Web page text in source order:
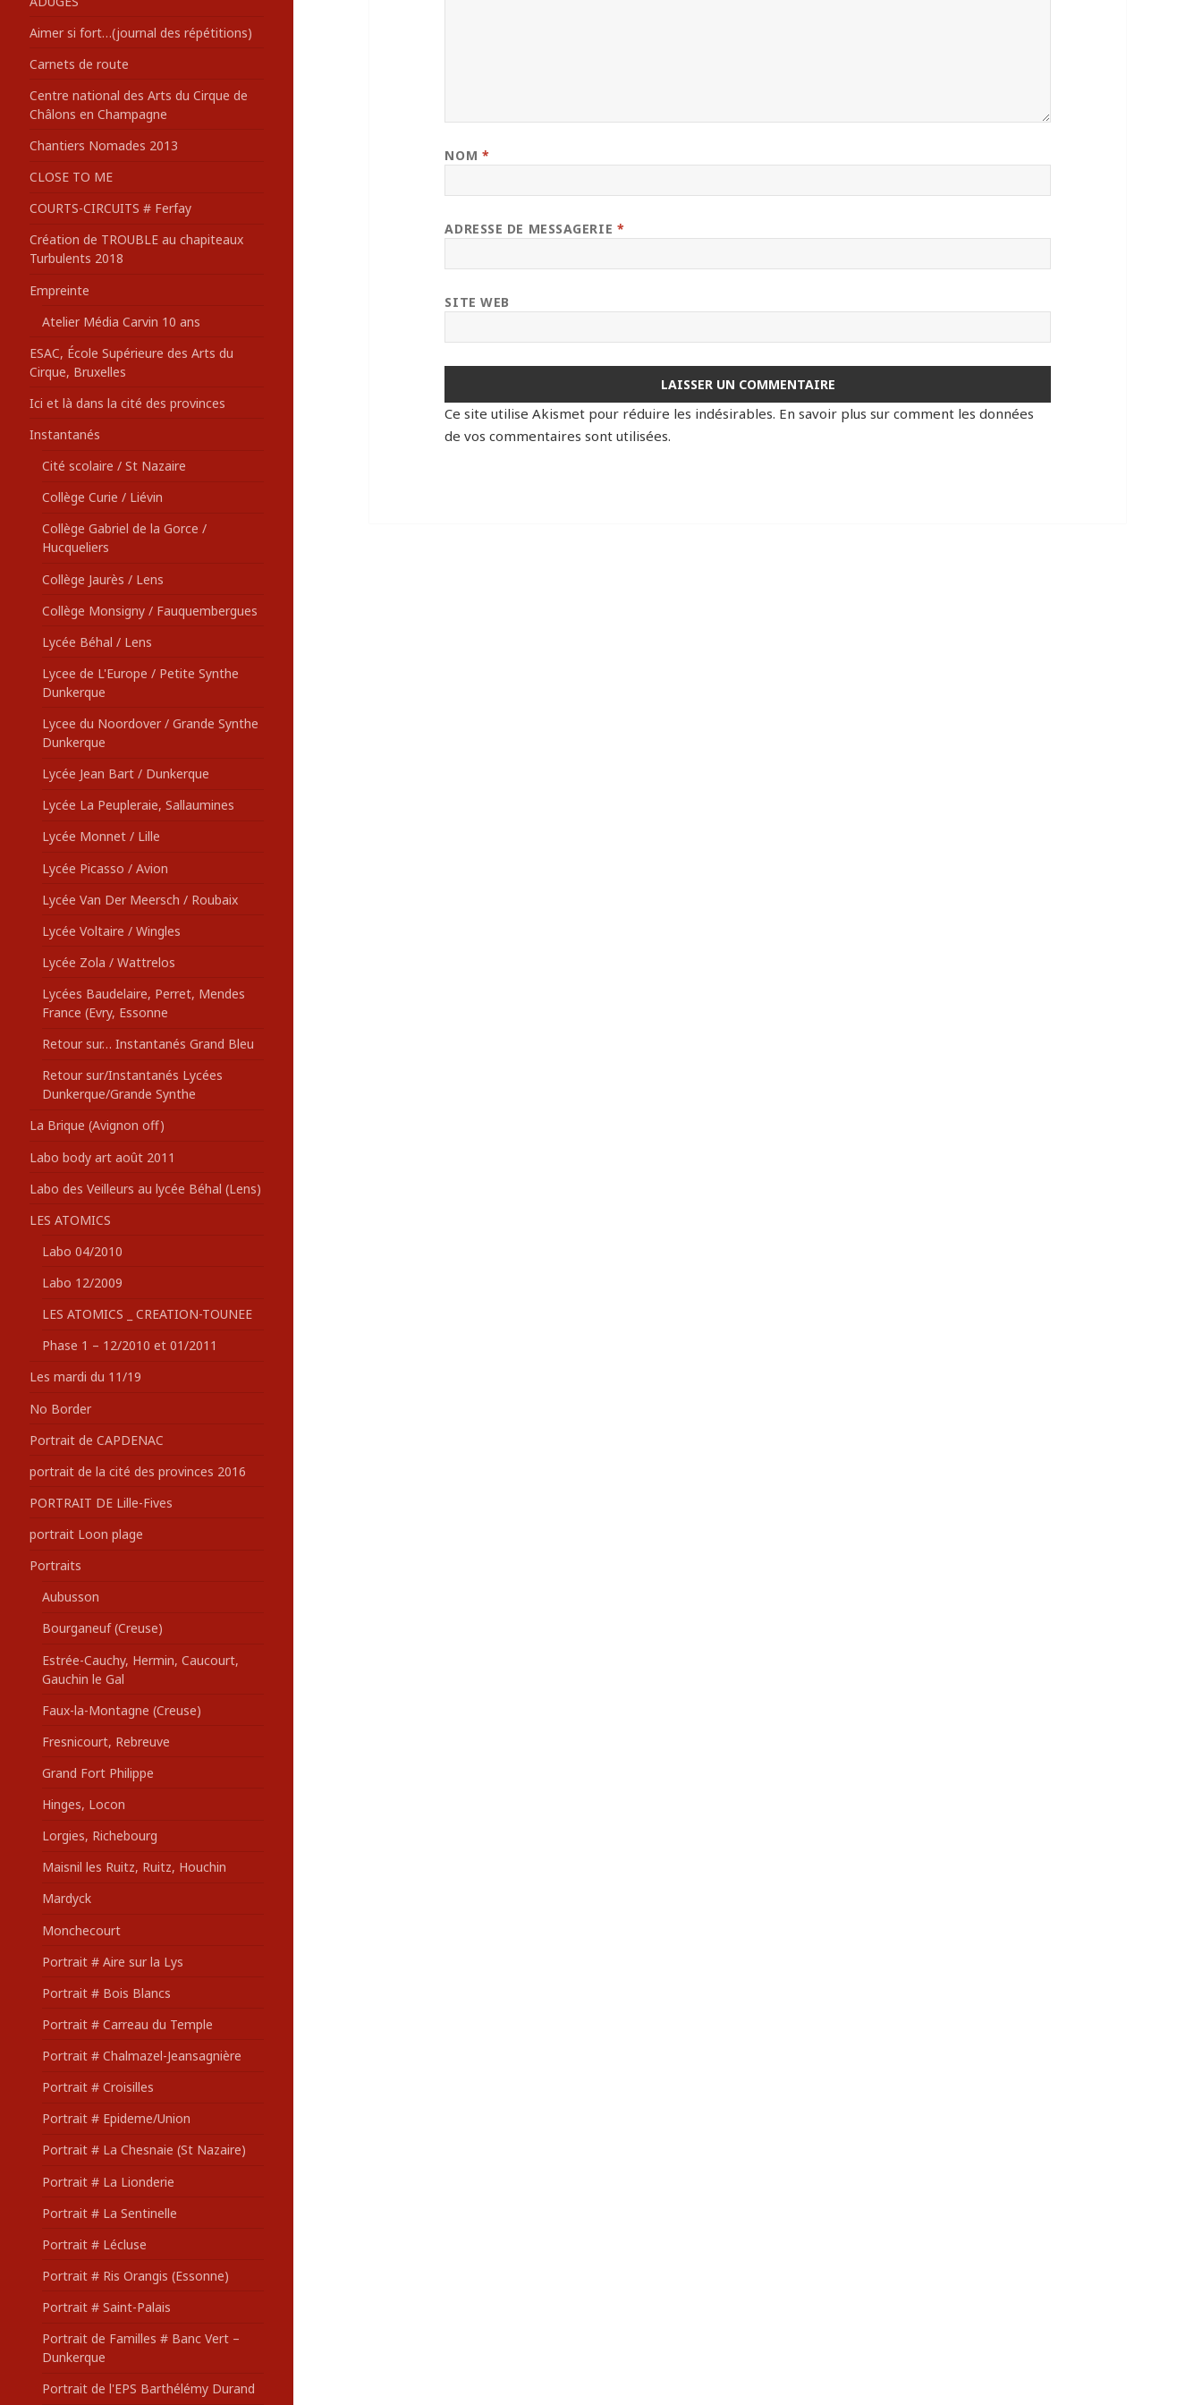
:Aimer si fort…(journal des répétitions)
Carnets de route
Centre national des Arts du Cirque de
Châlons en Champagne
Chantiers Nomades 2013
CLOSE TO ME
COURTS-CIRCUITS # Ferfay
Création de TROUBLE au chapiteaux
Turbulents 2018
Empreinte
Atelier Média Carvin 10 ans
ESAC, École Supérieure des Arts du
Cirque, Bruxelles
Ici et là dans la cité des provinces
Instantanés
Cité scolaire / St Nazaire
Collège Curie / Liévin
Collège Gabriel de la Gorce /
Hucqueliers
Collège Jaurès / Lens
Collège Monsigny / Fauquembergues
Lycée Béhal / Lens
Lycee de L'Europe / Petite Synthe
Dunkerque
Lycee du Noordover / Grande Synthe
Dunkerque
Lycée Jean Bart / Dunkerque
Lycée La Peupleraie, Sallaumines
Lycée Monnet / Lille
Lycée Picasso / Avion
Lycée Van Der Meersch / Roubaix
Lycée Voltaire / Wingles
Lycée Zola / Wattrelos
Lycées Baudelaire, Perret, Mendes
France (Evry, Essonne
Retour sur… Instantanés Grand Bleu
Retour sur/Instantanés Lycées
Dunkerque/Grande Synthe
La Brique (Avignon off)
Labo body art août 2011
Labo des Veilleurs au lycée Béhal (Lens)
LES ATOMICS
Labo 04/2010
Labo 12/2009
LES ATOMICS _ CREATION-TOUNEE
Phase 1 – 12/2010 et 01/2011
Les mardi du 11/19
No Border
Portrait de CAPDENAC
portrait de la cité des provinces 2016
PORTRAIT DE Lille-Fives
portrait Loon plage
Portraits
Aubusson
Bourganeuf (Creuse)
Estrée-Cauchy, Hermin, Caucourt,
Gauchin le Gal
Faux-la-Montagne (Creuse)
Fresnicourt, Rebreuve
Grand Fort Philippe
Hinges, Locon
Lorgies, Richebourg
Maisnil les Ruitz, Ruitz, Houchin
Mardyck
Monchecourt
Portrait # Aire sur la Lys
Portrait # Bois Blancs
Portrait # Carreau du Temple
Portrait # Chalmazel-Jeansagnière
Portrait # Croisilles
Portrait # Epideme/Union
Portrait # La Chesnaie (St Nazaire)
Portrait # La Lionderie
Portrait # La Sentinelle
Portrait # Lécluse
Portrait # Ris Orangis (Essonne)
Portrait # Saint-Palais
Portrait de Familles # Banc Vert –
Dunkerque
Portrait de l'EPS Barthélémy Durand
NOM *
ADRESSE DE MESSAGERIE *
SITE WEB
Ce site utilise Akismet pour réduire les indésirables. En savoir plus sur comment les données
de vos commentaires sont utilisées.